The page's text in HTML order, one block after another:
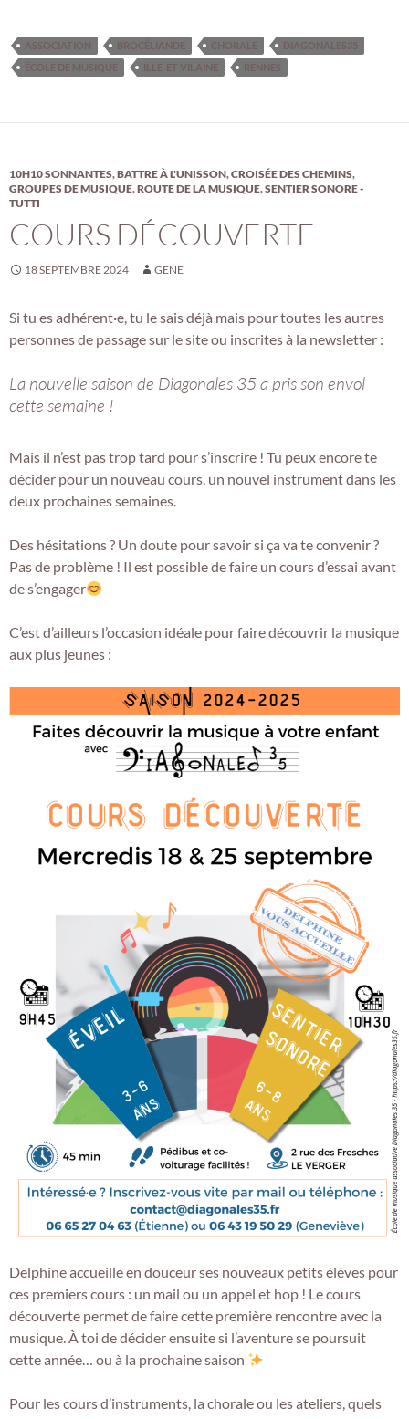
ASSOCIATION BROCÉLIANDE CHORALE
DIAGONALES35
ÉCOLE DE MUSIQUE
ILLE-ET-VILAINE RENNES
10H10 SONNANTES,BATTRE À L'UNISSON,CROISÉE DES CHEMINS,
GROUPES DE MUSIQUE,ROUTE DE LA MUSIQUE,SENTIER SONORE -
TUTTI
COURS DÉCOUVERTE
18 SEPTEMBRE 2024 GENE
Si tu es adhérent·e, tu le sais déjà mais pour toutes les autres
personnes de passage sur le site ou inscrites à la newsletter :
La nouvelle saison de Diagonales 35 a pris son envol
cette semaine !
Mais il n’est pas trop tard pour s’inscrire ! Tu peux encore te
décider pour un nouveau cours, un nouvel instrument dans les
deux prochaines semaines.
Des hésitations ? Un doute pour savoir si ça va te convenir ?
Pas de problème ! Il est possible de faire un cours d’essai avant
de s’engager
C’est d’ailleurs l’occasion idéale pour faire découvrir la musique
aux plus jeunes :
Delphine accueille en douceur ses nouveaux petits élèves pour
ces premiers cours : un mail ou un appel et hop ! Le cours
découverte permet de faire cette première rencontre avec la
musique. À toi de décider ensuite si l’aventure se poursuit
cette année… ou à la prochaine saison
Pour les cours d’instruments, la chorale ou les ateliers, quels